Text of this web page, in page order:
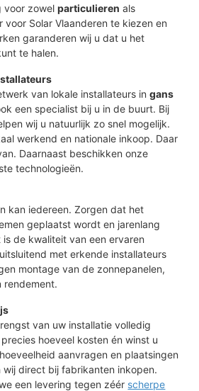
voor zowelparticulieren als
voor Solar Vlaanderen te kiezen en
garanderen wij u dat u het
te halen.
van lokale installateurs ingans
een specialist bij u in de buurt. Bij
wij u natuurlijk zo snel mogelijk.
werkend en nationale inkoop. Daar
Daarnaast beschikken onze
technologieën.
kan iedereen. Zorgen dat het
geplaatst wordt en jarenlang
de kwaliteit van een ervaren
met erkende installateurs
montage van de zonnepanelen,
rendement.
van uw installatie volledig
hoeveel kosten én winst u
aanvragen en plaatsingen
wij direct bij fabrikanten inkopen.
een levering tegen zéér scherpe